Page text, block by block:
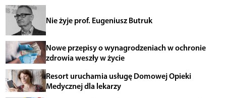
Nie żyje prof. Eugeniusz Butruk
Nowe przepisy o wynagrodzeniach w ochronie
zdrowia weszły w życie
Resort uruchamia usługę Domowej Opieki
Medycznej dla lekarzy